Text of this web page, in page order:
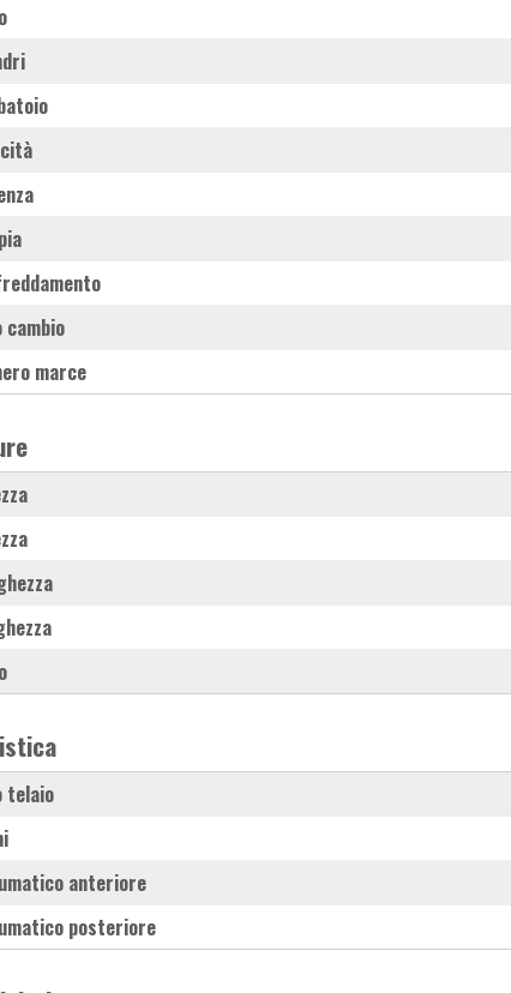
cambio
marce
telaio
anteriore
posteriore